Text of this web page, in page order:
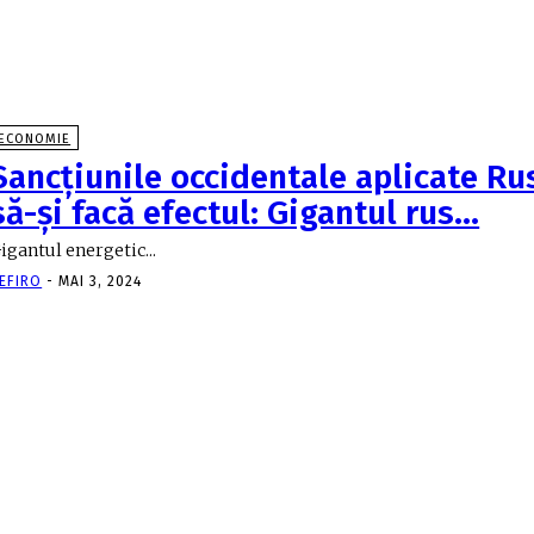
occidentale aplicate
şi facă efectul: Gigantul rus…
energetic...
- MAI 3, 2024